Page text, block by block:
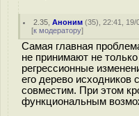
2.35 ,Аноним (35), 22:41, 19/
[к модератору]
Самая главная
не принимают не
регрессионные
его дерево исходников
совместим. При этом
функциональным